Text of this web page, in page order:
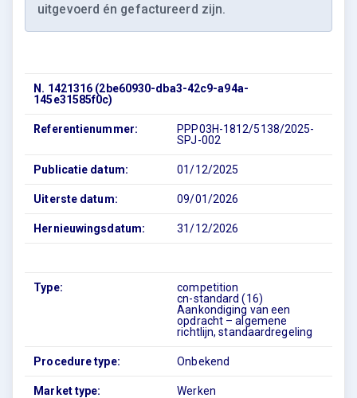
uitgevoerd én gefactureerd zijn.
N. 1421316 (2be60930-dba3-42c9-a94a-
145e31585f0c)
Referentienummer:
PPP03H-1812/5138/2025-
SPJ-002
Publicatie datum: 01/12/2025
Uiterste datum: 09/01/2026
Hernieuwingsdatum: 31/12/2026
Type:
competition
cn-standard (16)
Aankondiging van een
opdracht – algemene
richtlijn, standaardregeling
Procedure type: Onbekend
Market type: Werken